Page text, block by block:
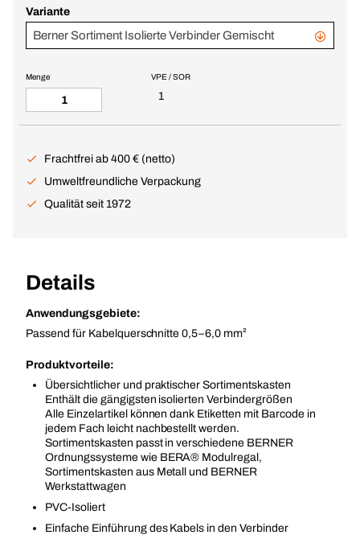
Variante
Berner Sortiment Isolierte Verbinder Gemischt
VPE / SOR
1
Menge
Frachtfrei ab 400 € (netto)
Umweltfreundliche Verpackung
Qualität seit 1972
Details
Anwendungsgebiete:
Passend für Kabelquerschnitte 0,5–6,0 mm²
Produktvorteile:
Übersichtlicher und praktischer Sortimentskasten
Enthält die gängigsten isolierten Verbindergrößen
Alle Einzelartikel können dank Etiketten mit Barcode in
jedem Fach leicht nachbestellt werden.
Sortimentskasten passt in verschiedene BERNER
Ordnungssysteme wie BERA® Modulregal,
Sortimentskasten aus Metall und BERNER
Werkstattwagen
PVC-Isoliert
Einfache Einführung des Kabels in den Verbinder